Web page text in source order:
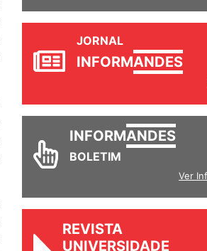
INFORM
INFORMANDES
BOLETIM
REVISTA
UNIVERSIDADE
& SOCIEDADE